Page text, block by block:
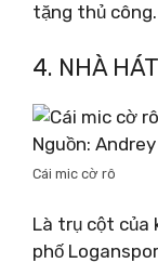
tặng thủ công.
4. NHÀ
Nguồn:
Cái mic cờ rô
Là trụ cột
phố